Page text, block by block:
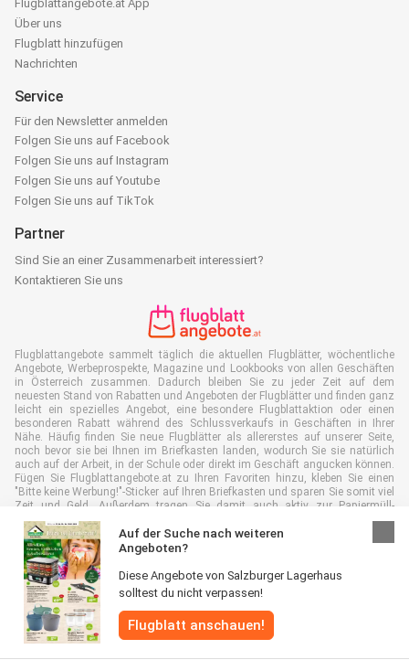
Auf der Suche nach weiteren
Angeboten?
Diese Angebote von Salzburger Lagerhaus
solltest du nicht verpassen!
Flugblatt anschauen!
Flugblattangebote.at App
Über uns
Flugblatt hinzufügen
Nachrichten
Service
Für den Newsletter anmelden
Folgen Sie uns auf Facebook
Folgen Sie uns auf Instagram
Folgen Sie uns auf Youtube
Folgen Sie uns auf TikTok
Partner
Sind Sie an einer Zusammenarbeit interessiert?
Kontaktieren Sie uns
Flugblattangebote sammelt täglich die aktuellen Flugblätter, wöchentliche
Angebote, Werbeprospekte, Magazine und Lookbooks von allen Geschäften
in Österreich zusammen. Dadurch bleiben Sie zu jeder Zeit auf dem
neuesten Stand von Rabatten und Angeboten der Flugblätter und finden ganz
leicht ein spezielles Angebot, eine besondere Flugblattaktion oder einen
besonderen Rabatt während des Schlussverkaufs in Geschäften in Ihrer
Nähe. Häufig finden Sie neue Flugblätter als allererstes auf unserer Seite,
noch bevor sie bei Ihnen im Briefkasten landen, wodurch Sie sie natürlich
auch auf der Arbeit, in der Schule oder direkt im Geschäft angucken können.
Fügen Sie Flugblattangebote.at zu Ihren Favoriten hinzu, kleben Sie einen
"Bitte keine Werbung!"-Sticker auf Ihren Briefkasten und sparen Sie somit viel
Zeit und Geld. Außerdem tragen Sie damit auch aktiv zur Papiermüll-
Reduktion bei, was gut für unsere Umwelt ist.
Alle Rechte vorbehalten © Flugblattangebote.at 2026 |
Allgemeine Geschäftsbedingungen|Datenschutzerklärung
Richtlinie